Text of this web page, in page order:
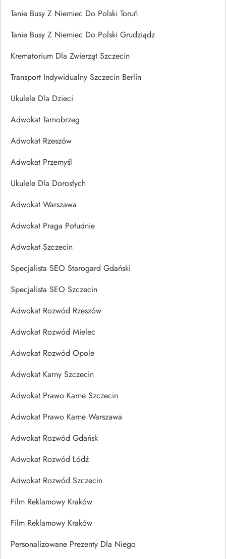
Tanie Busy Z Niemiec Do Polski Toruń
Tanie Busy Z Niemiec Do Polski Grudziądz
Krematorium Dla Zwierząt Szczecin
Transport Indywidualny Szczecin Berlin
Ukulele Dla Dzieci
Adwokat Tarnobrzeg
Adwokat Rzeszów
Adwokat Przemyśl
Ukulele Dla Dorosłych
Adwokat Warszawa
Adwokat Praga Południe
Adwokat Szczecin
Specjalista SEO Starogard Gdański
Specjalista SEO Szczecin
Adwokat Rozwód Rzeszów
Adwokat Rozwód Mielec
Adwokat Rozwód Opole
Adwokat Karny Szczecin
Adwokat Prawo Karne Szczecin
Adwokat Prawo Karne Warszawa
Adwokat Rozwód Gdańsk
Adwokat Rozwód Łódź
Adwokat Rozwód Szczecin
Film Reklamowy Kraków
Film Reklamowy Kraków
Personalizowane Prezenty Dla Niego